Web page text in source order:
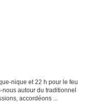
nique et 22 h pour le feu
autour du traditionnel
accordéons ...